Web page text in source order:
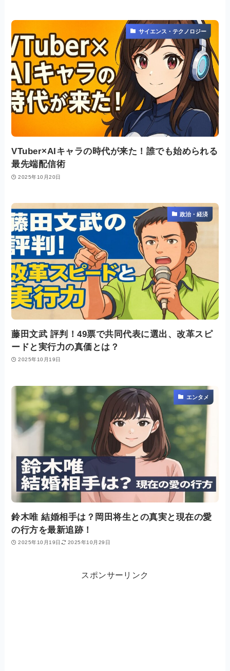
サイエンス・テクノロジー
VTuber×AIキャラの時代が来た！誰でも始められる
最先端配信術
2025年10月20日
政治・経済
藤田文武 評判！49票で共同代表に選出、改革スピ
ードと実行力の真価とは？
2025年10月19日
エンタメ
鈴木唯 結婚相手は？岡田将生との真実と現在の愛
の行方を最新追跡！
2025年10月19日 2025年10月29日
スポンサーリンク